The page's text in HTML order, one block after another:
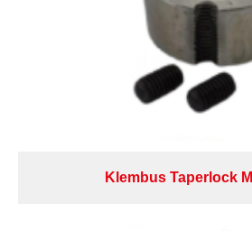
Klembus Taperlock